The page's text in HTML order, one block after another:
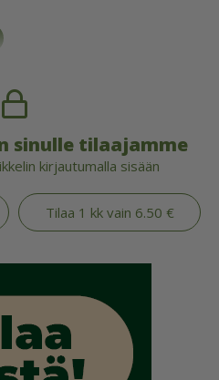
sinulle tilaajamme
kirjautumalla sisään
Tilaa 1 kk vain 6.50 €